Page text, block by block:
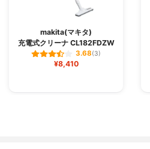
makita(マキタ)
充電式クリーナ CL182FDZW
3.68(3)
¥8,410